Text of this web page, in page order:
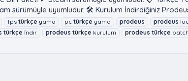
sürümüyle uyumludur. 🛠 Kurulum İndirdiğiniz Prodeus
fpstürkçe yama pctürkçe yama prodeus prodeus
türkçe i̇ndir prodeus türkçe kurulum prodeus türkçe patch